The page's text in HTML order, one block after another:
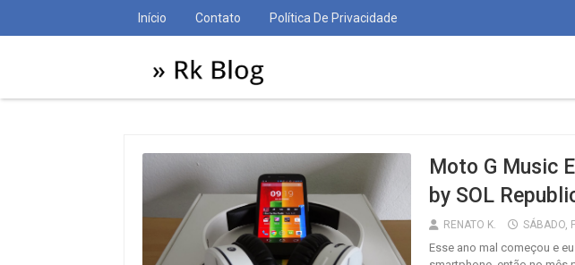
Início Contato Política De Privacidade
Moto G Music
by SOL
RENATO K. SÁBADO,
Esse ano mal começou e